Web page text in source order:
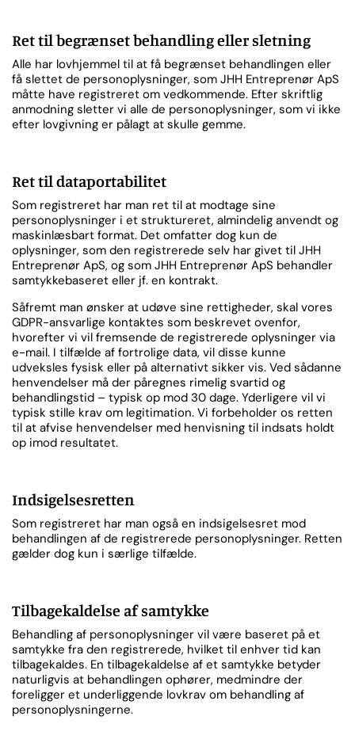
Ret til begrænset behandling eller sletning
Alle har lovhjemmel til at få begrænset behandlingen eller
få slettet de personoplysninger, som JHH Entreprenør ApS
måtte have registreret om vedkommende. Efter skriftlig
anmodning sletter vi alle de personoplysninger, som vi ikke
efter lovgivning er pålagt at skulle gemme.
Ret til dataportabilitet
Som registreret har man ret til at modtage sine
personoplysninger i et struktureret, almindelig anvendt og
maskinlæsbart format. Det omfatter dog kun de
oplysninger, som den registrerede selv har givet til JHH
Entreprenør ApS, og som JHH Entreprenør ApS behandler
samtykkebaseret eller jf. en kontrakt.
Såfremt man ønsker at udøve sine rettigheder, skal vores
GDPR-ansvarlige kontaktes som beskrevet ovenfor,
hvorefter vi vil fremsende de registrerede oplysninger via
e-mail. I tilfælde af fortrolige data, vil disse kunne
udveksles fysisk eller på alternativt sikker vis. Ved sådanne
henvendelser må der påregnes rimelig svartid og
behandlingstid – typisk op mod 30 dage. Yderligere vil vi
typisk stille krav om legitimation. Vi forbeholder os retten
til at afvise henvendelser med henvisning til indsats holdt
op imod resultatet.
Indsigelsesretten
Som registreret har man også en indsigelsesret mod
behandlingen af de registrerede personoplysninger. Retten
gælder dog kun i særlige tilfælde.
Tilbagekaldelse af samtykke
Behandling af personoplysninger vil være baseret på et
samtykke fra den registrerede, hvilket til enhver tid kan
tilbagekaldes. En tilbagekaldelse af et samtykke betyder
naturligvis at behandlingen ophører, medmindre der
foreligger et underliggende lovkrav om behandling af
personoplysningerne.